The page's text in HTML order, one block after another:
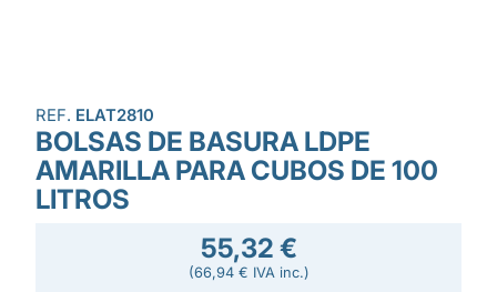
REF. ELAT2810
BOLSAS DE BASURA LDPE
AMARILLA PARA CUBOS DE 100
LITROS
55,32 €
(66,94 € IVA inc.)